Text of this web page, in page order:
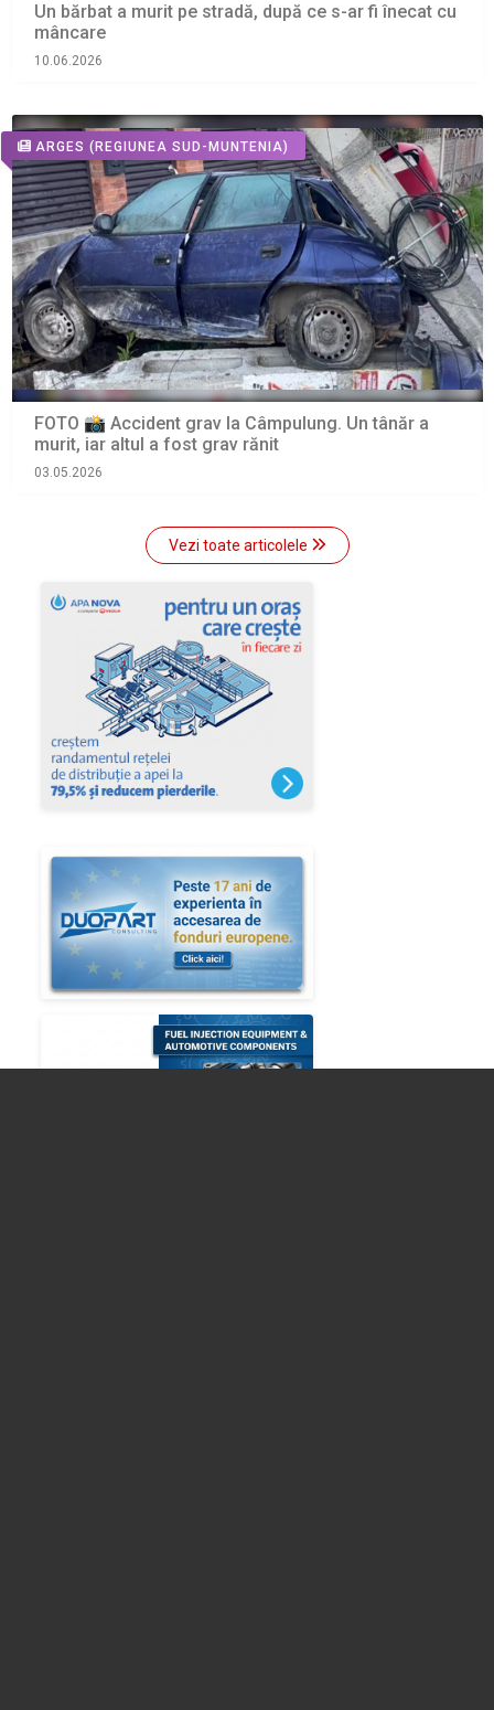
Un bărbat a murit pe stradă, după ce s-ar fi înecat cu
mâncare
10.06.2026
ARGES (REGIUNEA SUD-MUNTENIA)
FOTO 📸 Accident grav la Câmpulung. Un tânăr a
murit, iar altul a fost grav rănit
03.05.2026
Vezi toate articolele